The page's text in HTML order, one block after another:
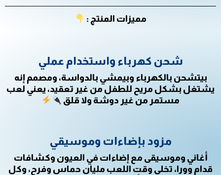
مميزات المنتج :
شحن كهرباء واستخدام عملي
بيتشحن بالكهرباء وبيمشي بالدواسة، ومصمم إنه
يشتغل بشكل مريح للطفل من غير تعقيد، يعني لعب
مستمر من غير دوشة ولا قلق
مزود بإضاءات وموسيقي
أغاني وموسيقى مع إضاءات في العيون وكشافات
قدام وورا، تخلي وقت اللعب مليان حماس وفرح، وكل